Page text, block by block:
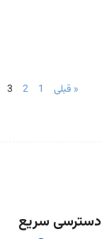
« قبلی 1
2
3
دسترسی سریع